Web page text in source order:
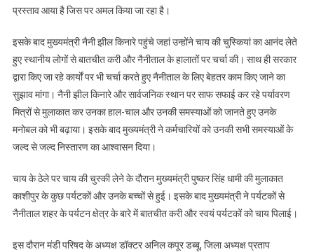
प्रस्ताव आया है जिस पर अमल किया जा रहा है।
इसके बाद मुख्यमंत्री नैनी झील किनारे पहुंचे जहां उन्होंने चाय की चुस्कियां का आनंद लेते
हुए स्थानीय लोगों से बातचीत करी और नैनीताल के हालातों पर चर्चा की। साथ ही सरकार
द्वारा किए जा रहे कार्यों पर भी चर्चा करते हुए नैनीताल के लिए बेहतर काम किए जाने का
सुझाव मांगा। नैनी झील किनारे और सार्वजनिक स्थान पर साफ सफाई कर रहे पर्यावरण
मित्रों से मुलाकात कर उनका हाल-चाल और उनकी समस्याओं को जानते हुए उनके
मनोबल को भी बढ़ाया। इसके बाद मुख्यमंत्री ने कर्मचारियों को उनकी सभी समस्याओं के
जल्द से जल्द निस्तारण का आश्वासन दिया।
चाय के ठेले पर चाय की चुस्की लेने के दौरान मुख्यमंत्री पुष्कर सिंह धामी की मुलाकात
काशीपुर के कुछ पर्यटकों और उनके बच्चों से हुई। इसके बाद मुख्यमंत्री ने पर्यटकों से
नैनीताल शहर के पर्यटन क्षेत्र के बारे में बातचीत करी और स्वयं पर्यटकों को चाय पिलाई।
इस दौरान मंडी परिषद के अध्यक्ष डॉक्टर अनिल कपूर डब्बू, जिला अध्यक्ष प्रताप